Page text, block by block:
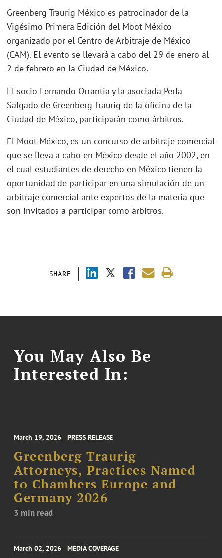
SHARE
Greenberg Traurig México es patrocinador de la
Vigésimo Primera Edición del Moot México
organizado por el Centro de Arbitraje de México
(CAM). El evento se llevará a cabo del 29 de enero al
2 de febrero en la Ciudad de México.
El socio Fernando Orrantia y la asociada Perla
Salgado de Greenberg Traurig de la oficina de la
Ciudad de México, participarán como árbitros.
El Moot México, es un concurso de arbitraje comercial
que se lleva a cabo en México desde el año 2002, en
el cual estudiantes de derecho en México tienen la
oportunidad de participar en una simulación de un
arbitraje comercial ante expertos de la materia que
son invitados a participar como árbitros.
You May Also Be
Interested In:
March 19, 2026 PRESS RELEASE
Greenberg Traurig
Attorneys, Practices Named
to Chambers Europe and
Germany 2026
3 min read
March 02, 2026 MEDIA COVERAGE